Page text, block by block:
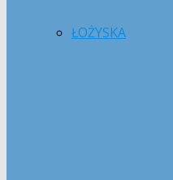
ŁOŻYSKA